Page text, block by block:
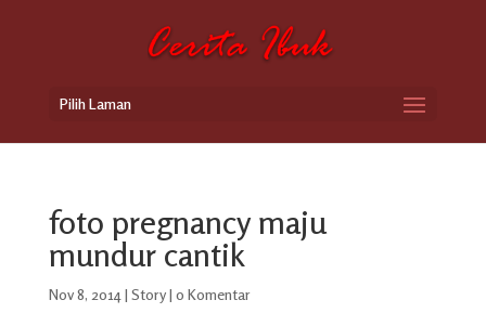
Pilih Laman
foto pregnancy maju
mundur cantik
Nov 8, 2014 | Story| 0 Komentar